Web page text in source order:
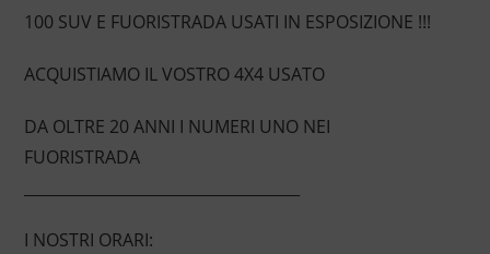
100 SUV E FUORISTRADA USATI IN ESPOSIZIONE !!!
ACQUISTIAMO IL VOSTRO 4X4 USATO
DA OLTRE 20 ANNI I NUMERI UNO NEI
FUORISTRADA
I NOSTRI ORARI: